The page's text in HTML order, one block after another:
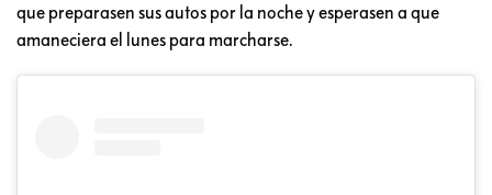
que preparasen sus autos por la noche y esperasen a que
amaneciera el lunes para marcharse.